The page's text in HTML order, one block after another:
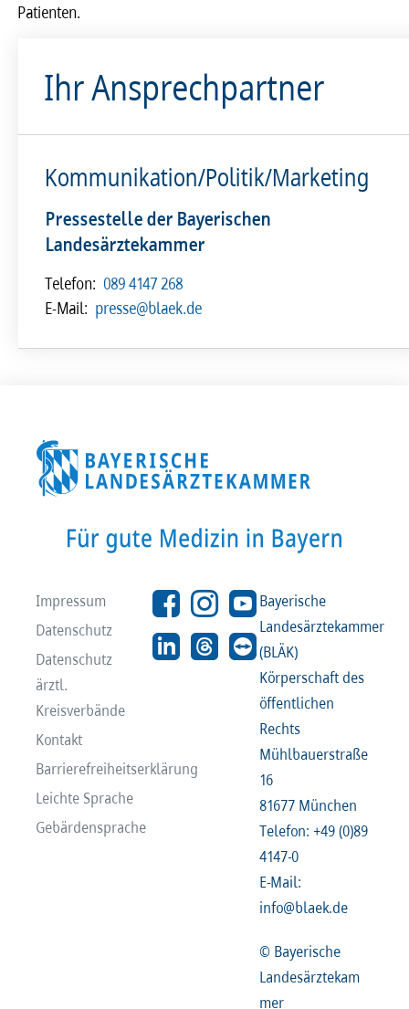
Patienten.
Ihr Ansprechpartner
Kommunikation/Politik/Marketing
Pressestelle der Bayerischen
Landesärztekammer
Telefon: 089 4147 268
E-Mail: presse@blaek.de
Impressum
Datenschutz
Datenschutz
ärztl.
Kreisverbände
Kontakt
Barrierefreiheitserklärung
Leichte Sprache
Gebärdensprache
Bayerische
Landesärztekammer
(BLÄK)
Körperschaft des
öffentlichen
Rechts
Mühlbauerstraße
16
81677 München
Telefon: +49 (0)89
4147-0
E-Mail:
info@blaek.de
© Bayerische
Landesärztekam
mer